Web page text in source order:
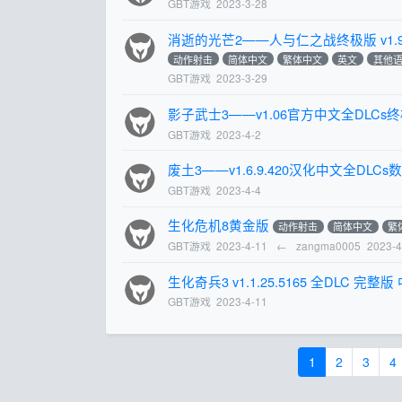
GBT游戏 2023-3-28
消逝的光芒2——人与仁之战终极版
动作射击 简体中文 繁体中文 英文 其他
GBT游戏 2023-3-29
影子武士3——v1.06官方中文全DLCs
GBT游戏 2023-4-2
废土3——v1.6.9.420汉化中文全DLCs
GBT游戏 2023-4-4
生化危机8黄金版 动作射击 简体中文 繁
GBT游戏 2023-4-11 ← zangma0005 2023-
生化奇兵3 v1.1.25.5165 全DLC 完整版
GBT游戏 2023-4-11
1 2 3 4